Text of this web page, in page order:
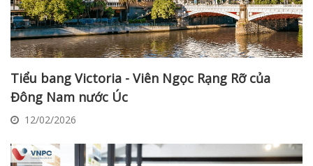
Tiểu bang Victoria - Viên Ngọc Rạng Rỡ của
Đông Nam nước Úc
12/02/2026